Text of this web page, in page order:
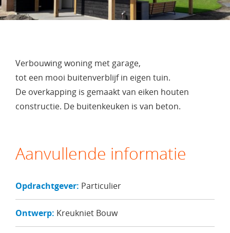
Verbouwing woning met garage,
tot een mooi buitenverblijf in eigen tuin.
De overkapping is gemaakt van eiken houten
constructie. De buitenkeuken is van beton.
Aanvullende informatie
Opdrachtgever: Particulier
Ontwerp: Kreukniet Bouw